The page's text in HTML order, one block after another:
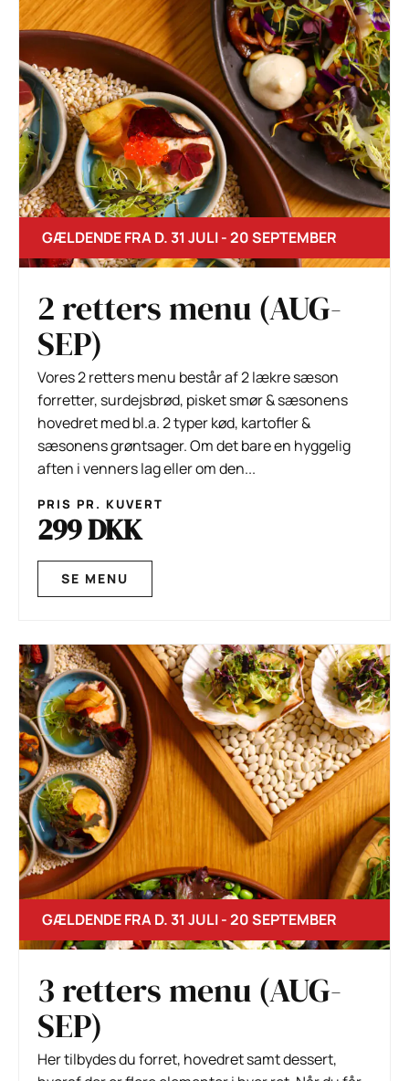
GÆLDENDE FRA D. 31 JULI - 20 SEPTEMBER
2 retters menu (AUG-
SEP)
Vores 2 retters menu består af 2 lækre sæson
forretter, surdejsbrød, pisket smør & sæsonens
hovedret med bl.a. 2 typer kød, kartofler &
sæsonens grøntsager. Om det bare en hyggelig
aften i venners lag eller om den...
PRIS PR. KUVERT
299 DKK
SE MENU
GÆLDENDE FRA D. 31 JULI - 20 SEPTEMBER
3 retters menu (AUG-
SEP)
Her tilbydes du forret, hovedret samt dessert,